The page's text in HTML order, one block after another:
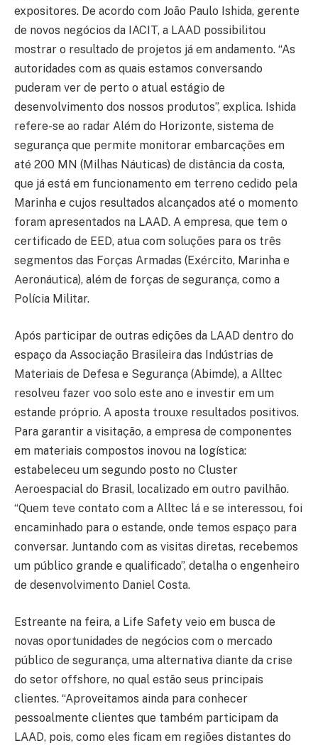
expositores. De acordo com João Paulo Ishida, gerente
de novos negócios da IACIT, a LAAD possibilitou
mostrar o resultado de projetos já em andamento. “As
autoridades com as quais estamos conversando
puderam ver de perto o atual estágio de
desenvolvimento dos nossos produtos”, explica. Ishida
refere-se ao radar Além do Horizonte, sistema de
segurança que permite monitorar embarcações em
até 200 MN (Milhas Náuticas) de distância da costa,
que já está em funcionamento em terreno cedido pela
Marinha e cujos resultados alcançados até o momento
foram apresentados na LAAD. A empresa, que tem o
certificado de EED, atua com soluções para os três
segmentos das Forças Armadas (Exército, Marinha e
Aeronáutica), além de forças de segurança, como a
Polícia Militar.
Após participar de outras edições da LAAD dentro do
espaço da Associação Brasileira das Indústrias de
Materiais de Defesa e Segurança (Abimde), a Alltec
resolveu fazer voo solo este ano e investir em um
estande próprio. A aposta trouxe resultados positivos.
Para garantir a visitação, a empresa de componentes
em materiais compostos inovou na logística:
estabeleceu um segundo posto no Cluster
Aeroespacial do Brasil, localizado em outro pavilhão.
“Quem teve contato com a Alltec lá e se interessou, foi
encaminhado para o estande, onde temos espaço para
conversar. Juntando com as visitas diretas, recebemos
um público grande e qualificado”, detalha o engenheiro
de desenvolvimento Daniel Costa.
Estreante na feira, a Life Safety veio em busca de
novas oportunidades de negócios com o mercado
público de segurança, uma alternativa diante da crise
do setor offshore, no qual estão seus principais
clientes. “Aproveitamos ainda para conhecer
pessoalmente clientes que também participam da
LAAD, pois, como eles ficam em regiões distantes do